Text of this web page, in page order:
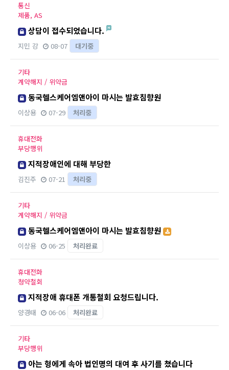
통신
제품, AS
상담이 접수되었습니다.
지민 강 08-07 대기중
기타
계약해지 / 위약금
동국헬스케어엠앤아이 마시는 발효침향원
이상용 07-29 처리중
휴대전화
부당행위
지적장애인에 대해 부당한
김진주 07-21 처리중
기타
계약해지 / 위약금
동국헬스케어엠앤아이 마시는 발효침향원
이상용 06-25 처리완료
휴대전화
청약철회
지적장애 휴대폰 개통철회 요청드립니다.
양경태 06-06 처리완료
기타
부당행위
아는 형에게 속아 법인명의 대여 후 사기를 쳤습니다